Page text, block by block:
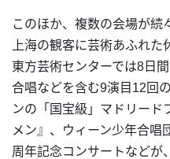
このほか、複数の会場が続
上海の観客に芸術あふれ
東方芸術センターでは8日
合唱などを含む9演目12回
ンの「国宝級」マドリード
メン』、ウィーン少年合唱
周年記念コンサートなどが